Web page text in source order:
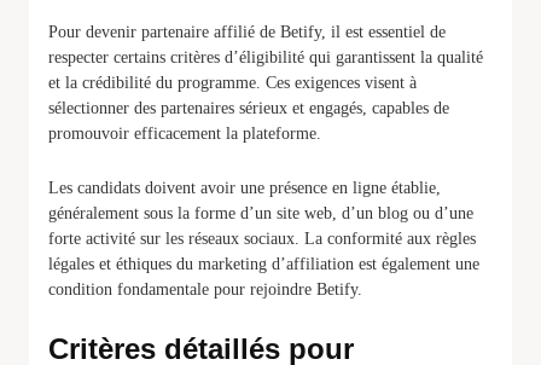
Pour devenir partenaire affilié de Betify, il est essentiel de
respecter certains critères d’éligibilité qui garantissent la qualité
et la crédibilité du programme. Ces exigences visent à
sélectionner des partenaires sérieux et engagés, capables de
promouvoir efficacement la plateforme.
Les candidats doivent avoir une présence en ligne établie,
généralement sous la forme d’un site web, d’un blog ou d’une
forte activité sur les réseaux sociaux. La conformité aux règles
légales et éthiques du marketing d’affiliation est également une
condition fondamentale pour rejoindre Betify.
Critères détaillés pour